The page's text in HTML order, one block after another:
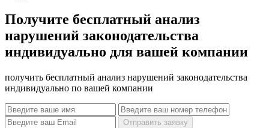
Получите бесплатный анализ
нарушений законодательства
индивидуально для вашей компании
получить бесплатный анализ нарушений законодательства
индивидуально по вашей компании
Отправить заявку